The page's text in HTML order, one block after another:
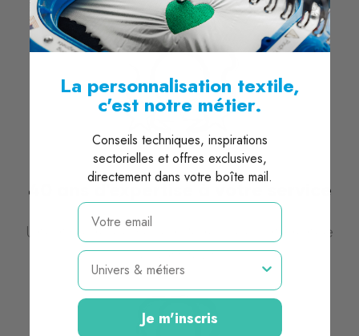
40 ans d'expertise à votre service
Une histoire de savoir-faire Made in France
avant tout.
La personnalisation textile,
c'est notre métier.
Conseils techniques, inspirations
sectorielles et offres exclusives,
directement dans votre boîte mail.
email
Métier
Je m'inscris